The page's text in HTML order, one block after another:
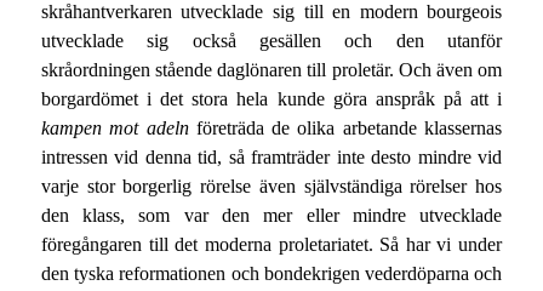
skråhantverkaren utvecklade sig till en modern bourgeois
utvecklade sig också gesällen och den utanför
skråordningen stående daglönaren till proletär. Och även om
borgardömet i det stora hela kunde göra anspråk på att i
kampen mot adelnföreträda de olika arbetande klassernas
intressen vid denna tid, så framträder inte desto mindre vid
varje stor borgerlig rörelse även självständiga rörelser hos
den klass, som var den mer eller mindre utvecklade
föregångaren till det moderna proletariatet. Så har vi under
den tyska reformationen och bondekrigen vederdöparna och